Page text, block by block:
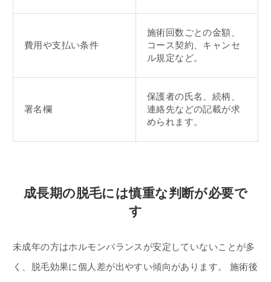
費用や支払い条件
施術回数ごとの金額、
コース契約、キャンセ
ル規定など。
署名欄
保護者の氏名、続柄、
連絡先などの記載が求
められます。
成長期の脱毛には慎重な判断が必要で
す
未成年の方はホルモンバランスが安定していないことが多
く、脱毛効果に個人差が出やすい傾向があります。 施術後